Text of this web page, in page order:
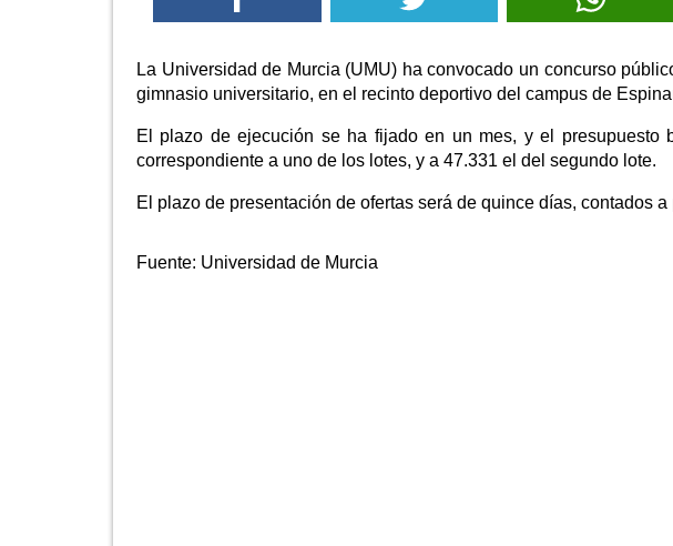
La Universidad de Murcia (UMU) ha convocado un concurso
gimnasio universitario, en el recinto deportivo del campus de
El plazo de ejecución se ha fijado en un mes, y el presupuesto
correspondiente a uno de los lotes, y a 47.331 el del segundo lote.
El plazo de presentación de ofertas será de quince días, contados
Fuente: Universidad de Murcia